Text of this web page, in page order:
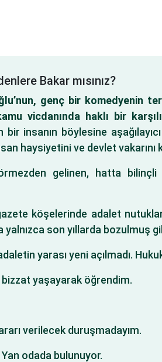
Bakar mısınız?
genç bir komedyenin
vicdanında haklı bir
bir insanın böylesine
haysiyetini ve devlet vakarını
gelinen, hatta
köşelerinde adalet
yalnızca son yıllarda bozulmuş
yarası yeni açılmadı.
yaşayarak öğrendim.
verilecek duruşmadayım.
odada bulunuyor.